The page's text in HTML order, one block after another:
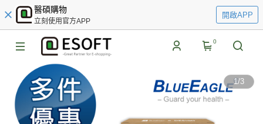
醫碩購物
立刻使用官方APP
開啟APP
0
1/3